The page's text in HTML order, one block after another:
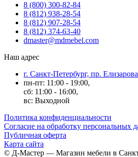
8 (800) 300-82-84
8 (812) 938-28-54
8 (812) 907-28-54
8 (812) 374-63-40
dmaster@mdmebel.com
Наш адрес
г. Санкт-Петербург, пр.
пн-пт: 11:00 - 19:00,
сб: 11:00 - 16:00,
вс: Выходной
Политика конфиденциальности
Согласие на обработку персональных
Публичная оферта
Карта сайта
© Д-Мастер — Магазин мебели в